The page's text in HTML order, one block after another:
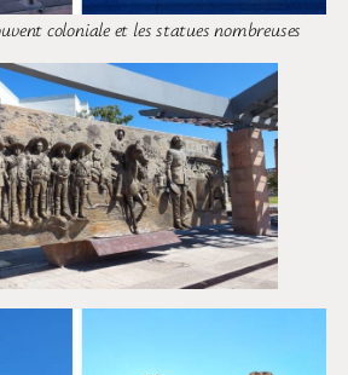
coloniale et les statues nombreuses